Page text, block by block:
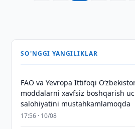
SO'NGGI YANGILIKLAR
FAO va Yevropa Ittifoqi
moddalarni xavfsiz boshqarish
salohiyatini mustahkamlamoqda
17:56 · 10/08